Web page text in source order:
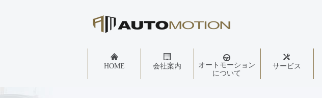
HOME 会社案内
オートモーション
について
サービス